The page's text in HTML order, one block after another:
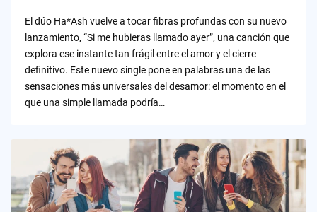
El dúo Ha*Ash vuelve a tocar fibras profundas con su nuevo
lanzamiento, “Si me hubieras llamado ayer”, una canción que
explora ese instante tan frágil entre el amor y el cierre
definitivo. Este nuevo single pone en palabras una de las
sensaciones más universales del desamor: el momento en el
que una simple llamada podría…